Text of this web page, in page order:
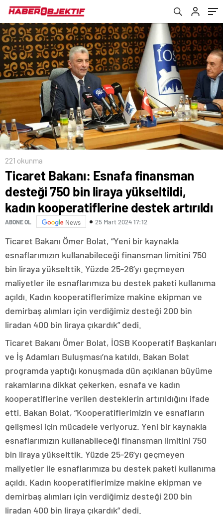
kooperatiflerine destek artırıldı
221 okunma
Ticaret Bakanı: Esnafa finansman
desteği 750 bin liraya yükseltildi,
kadın kooperatiflerine destek artırıldı
ABONE OL News 25 Mart 2024 17:12
Ticaret Bakanı Ömer Bolat, “Yeni bir kaynakla
esnaflarımızın kullanabileceği finansman limitini 750
bin liraya yükselttik. Yüzde 25-26’yı geçmeyen
maliyetler ile esnaflarımıza bu destek paketi kullanıma
açıldı. Kadın kooperatiflerimize makine ekipman ve
demirbaş alımları için verdiğimiz desteği 200 bin
liradan 400 bin liraya çıkardık” dedi.
Ticaret Bakanı Ömer Bolat, İOSB Kooperatif Başkanları
ve İş Adamları Buluşması’na katıldı. Bakan Bolat
programda yaptığı konuşmada dün açıklanan büyüme
rakamlarına dikkat çekerken, esnafa ve kadın
kooperatiflerine verilen desteklerin artırıldığını ifade
etti. Bakan Bolat, “Kooperatiflerimizin ve esnafların
gelişmesi için mücadele veriyoruz. Yeni bir kaynakla
esnaflarımızın kullanabileceği finansman limitini 750
bin liraya yükselttik. Yüzde 25-26’yı geçmeyen
maliyetler ile esnaflarımıza bu destek paketi kullanıma
açıldı. Kadın kooperatiflerimize makine ekipman ve
demirbaş alımları için verdiğimiz desteği 200 bin
liradan 400 bin liraya çıkardık” dedi.